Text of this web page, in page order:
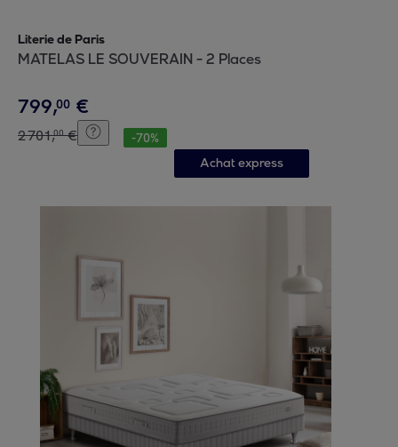
Literie de Paris
MATELAS LE SOUVERAIN - 2 Places
799,00 €
2701,00 € -70%
Achat express